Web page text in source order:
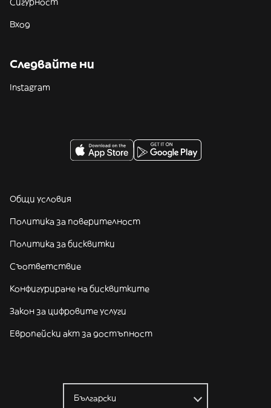
Вход
Следвайте ни
Instagram
Общи условия
Политика за поверителност
Политика за бисквитки
Съответствие
Конфигуриране на бисквитките
Закон за цифровите услуги
Европейски акт за достъпност